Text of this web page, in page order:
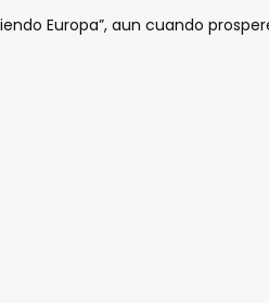
Europa”, aun cuando